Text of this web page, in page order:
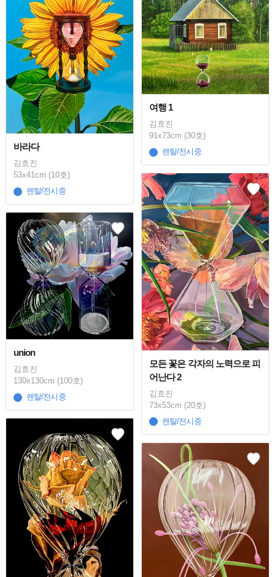
여행 1
김효진
91x73cm (30호)
렌탈/전시중
바라다
김효진
53x41cm (10호)
렌탈/전시중
모든 꽃은 각자의 노력으로 피
어난다 2
김효진
73x53cm (20호)
렌탈/전시중
union
김효진
130x130cm (100호)
렌탈/전시중